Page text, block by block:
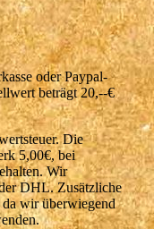
oder Paypal-
beträgt 20,--€
Die
5,00€, bei
Wir
DHL. Zusätzliche
wir überwiegend